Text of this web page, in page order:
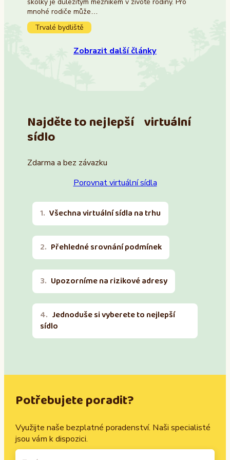
mnohé rodiče může…
Trvalé bydliště
Zobrazit další články
Najděte to nejlepší virtuální
sídlo
Zdarma a bez závazku
Porovnat virtuální sídla
Všechna virtuální sídla na trhu
Přehledné srovnání podmínek
Upozorníme na rizikové adresy
Jednoduše si vyberete to nejlepší
sídlo
Potřebujete poradit?
Využijte naše bezplatné poradenství. Naši specialisté
jsou vám k dispozici.